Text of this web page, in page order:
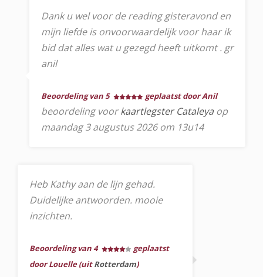
Dank u wel voor de reading gisteravond en
mijn liefde is onvoorwaardelijk voor haar ik
bid dat alles wat u gezegd heeft uitkomt . gr
anil
Beoordeling van 5 geplaatst door Anil
beoordeling voorkaartlegster Cataleya op
maandag 3 augustus 2026 om 13u14
Heb Kathy aan de lijn gehad.
Duidelijke antwoorden. mooie
inzichten.
Beoordeling van 4
geplaatst
door Louelle (uitRotterdam)